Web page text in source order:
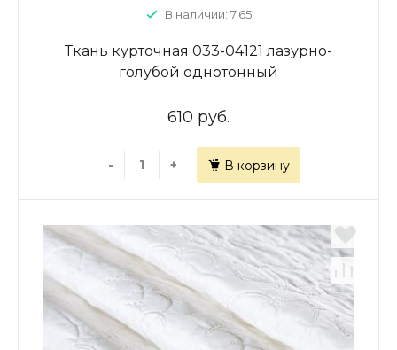
В наличии: 7.65
Ткань курточная 033-04121 лазурно-
голубой однотонный
610 руб.
- + В корзину